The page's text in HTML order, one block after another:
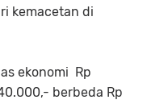
kemacetan di
ekonomi Rp
berbeda Rp